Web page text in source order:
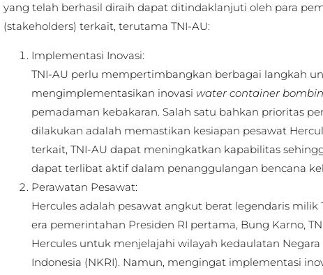
yang telah berhasil diraih dapat ditindaklanjuti oleh para
(stakeholders) terkait, terutama TNI-AU:
Implementasi Inovasi:
TNI-AU perlu mempertimbangkan berbagai langkah
mengimplementasikan inovasi water container
pemadaman kebakaran. Salah satu bahkan prioritas
dilakukan adalah memastikan kesiapan pesawat
terkait, TNI-AU dapat meningkatkan kapabilitas
dapat terlibat aktif dalam penanggulangan bencana
Perawatan Pesawat:
Hercules adalah pesawat angkut berat legendaris milik
era pemerintahan Presiden RI pertama, Bung Karno,
Hercules untuk menjelajahi wilayah kedaulatan
Indonesia (NKRI). Namun, mengingat implementasi